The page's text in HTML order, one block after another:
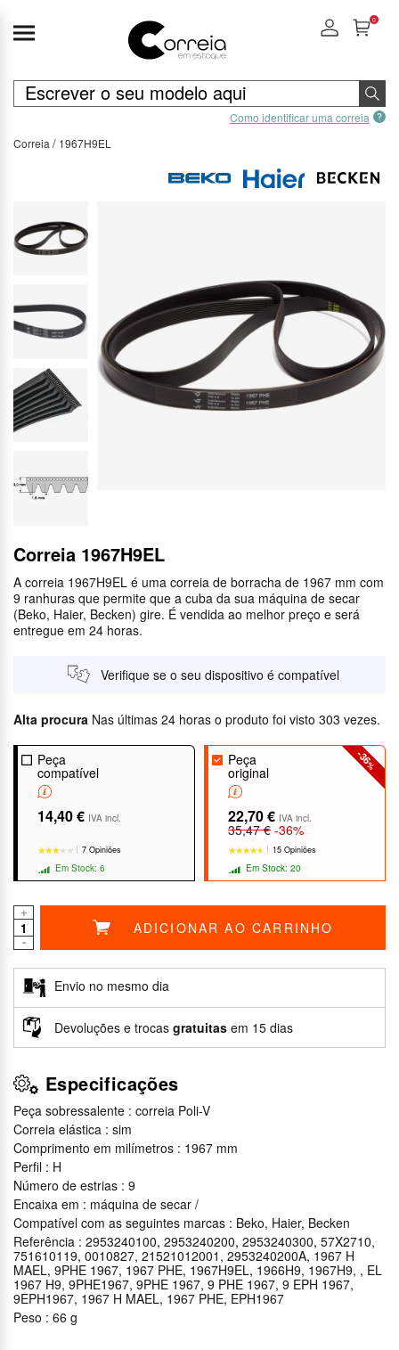
Como identificar uma correia
0
Correia 1967H9EL
Correia 1967H9EL
A correia 1967H9EL é uma correia de borracha de 1967 mm com
9 ranhuras que permite que a cuba da sua máquina de secar
(Beko, Haier, Becken) gire. É vendida ao melhor preço e será
entregue em 24 horas.
Verifique se o seu dispositivo é compatível
Alta procura Nas últimas 24 horas o produto foi visto 303 vezes.
Peça
compatível
14,40 € IVA incl.
7 Opiniões
Em Stock: 6
-36
%
Peça
original
22,70 € IVA incl.
35,47 € -36%
15 Opiniões
Em Stock: 20
+
-
ADICIONAR AO CARRINHO
Envio no mesmo dia
Devoluções e trocas gratuitas em 15 dias
Especificações
Peça sobressalente : correia Poli-V
Correia elástica : sim
Comprimento em milímetros : 1967 mm
Perfil : H
Número de estrias : 9
Encaixa em : máquina de secar /
Compatível com as seguintes marcas : Beko, Haier, Becken
Referência : 2953240100, 2953240200, 2953240300, 57X2710,
751610119, 0010827, 21521012001, 2953240200A, 1967 H
MAEL, 9PHE 1967, 1967 PHE, 1967H9EL, 1966H9, 1967H9, , EL
1967 H9, 9PHE1967, 9PHE 1967, 9 PHE 1967, 9 EPH 1967,
9EPH1967, 1967 H MAEL, 1967 PHE, EPH1967
Peso : 66 g